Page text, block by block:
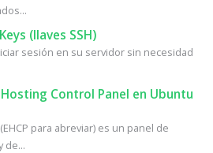
(llaves SSH)
sesión en su servidor sin necesidad
Control Panel en Ubuntu
para abreviar) es un panel de
de...